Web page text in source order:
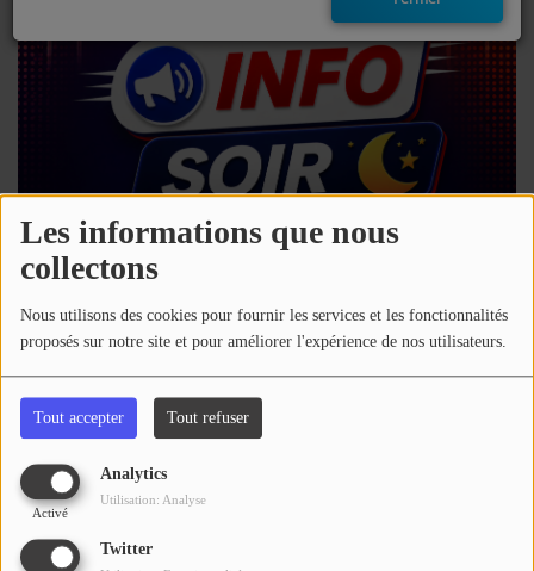
Les informations que nous
collectons
Nous utilisons des cookies pour fournir les services et les fonctionnalités
proposés sur notre site et pour améliorer l'expérience de nos utilisateurs.
Tout accepter Tout refuser
Analytics
Activé
Utilisation: Analyse
Twitter
EMISSIONS
TITRES DIFFUSÉS
EVÈNEMENTS
LES JEUX
JEUX CONCOURS
CONTACTEZ-NOUS
RÉGIE PUBLICTIAIRE
07 août 2026 - 16:00
Retrouvez toute l'actu des Hautes-Pyrénées
Commentaires(0)